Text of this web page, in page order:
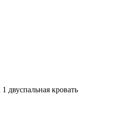
двуспальная кровать